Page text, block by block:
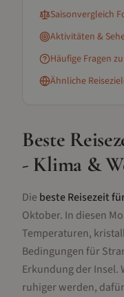
Saisonvergleich
Aktivitäten &
Häufige Fragen zu
Ähnliche
Beste
- Klima &
Die beste Reisezeit
Oktober. In diesen
Temperaturen,
Bedingungen für
Erkundung der Insel.
ruhiger werden,